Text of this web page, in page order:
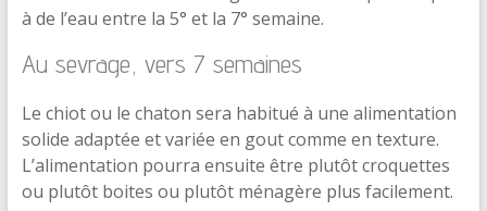
à de l’eau entre la 5° et la 7° semaine.
Au sevrage, vers 7 semaines
Le chiot ou le chaton sera habitué à une alimentation
solide adaptée et variée en gout comme en texture.
L’alimentation pourra ensuite être plutôt croquettes
ou plutôt boites ou plutôt ménagère plus facilement.